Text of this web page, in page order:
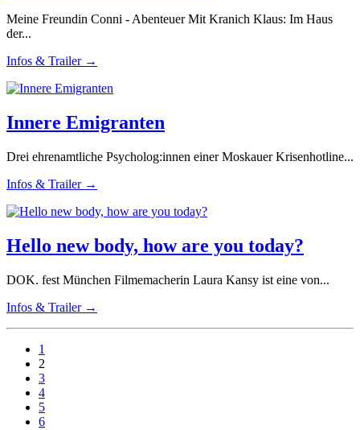
Meine Freundin Conni - Abenteuer Mit Kranich Klaus: Im Haus
der...
Infos & Trailer →
Innere Emigranten
Drei ehrenamtliche Psycholog:innen einer Moskauer Krisenhotline...
Infos & Trailer →
Hello new body, how are you today?
DOK. fest München Filmemacherin Laura Kansy ist eine von...
Infos & Trailer →
1
2
3
4
5
6